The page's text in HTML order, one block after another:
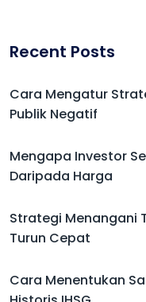
Recent Posts
Cara Mengatur
Publik Negatif
Mengapa Investor
Daripada Harga
Strategi Menangani
Turun Cepat
Cara Menentukan